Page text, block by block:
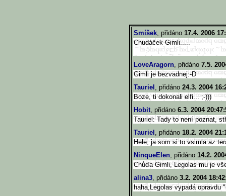
Smíšek, přidáno 17.4. 2006
Chudáček Gimli.....
LoveAragorn, přidáno 7.5.
Gimli je bezvadnej:-D
Tauriel , přidáno 24.3. 2004
Boze, ti dokonali elfi... ;-)))
Hobit, přidáno 6.3. 2004
Tauriel: Tady to není poznat,
Tauriel , přidáno 18.2. 2004
Hele, ja som si to vsimla az
NinqueElen, přidáno 14.2.
Chůďa Gimli, Legolas mu je
alina3, přidáno 3.2. 2004
haha,Legolas vypadá opravdu